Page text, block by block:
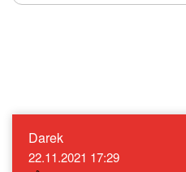
Darek
22.11.2021 17:29